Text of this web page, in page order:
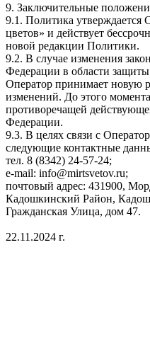
9. Заключительные
9.1. Политика
цветов» и действует
новой редакции Политики.
9.2. В случае изменения
Федерации в области
Оператор принимает новую
изменений. До этого
противоречащей
Федерации.
9.3. В целях связи с
следующие контактные
тел. 8 (8342) 24-57-24;
e-mail: info@mirtsvetov.ru;
почтовый адрес: 431900,
Кадошкинский Район,
Гражданская Улица, дом 47.
22.11.2024 г.